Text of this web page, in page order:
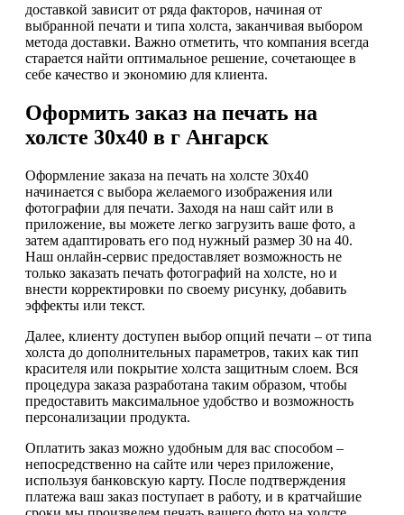
доставкой зависит от ряда факторов, начиная от
выбранной печати и типа холста, заканчивая выбором
метода доставки. Важно отметить, что компания всегда
старается найти оптимальное решение, сочетающее в
себе качество и экономию для клиента.
Оформить заказ на печать на
холсте 30х40 в г Ангарск
Оформление заказа на печать на холсте 30х40
начинается с выбора желаемого изображения или
фотографии для печати. Заходя на наш сайт или в
приложение, вы можете легко загрузить ваше фото, а
затем адаптировать его под нужный размер 30 на 40.
Наш онлайн-сервис предоставляет возможность не
только заказать печать фотографий на холсте, но и
внести корректировки по своему рисунку, добавить
эффекты или текст.
Далее, клиенту доступен выбор опций печати – от типа
холста до дополнительных параметров, таких как тип
красителя или покрытие холста защитным слоем. Вся
процедура заказа разработана таким образом, чтобы
предоставить максимальное удобство и возможность
персонализации продукта.
Оплатить заказ можно удобным для вас способом –
непосредственно на сайте или через приложение,
используя банковскую карту. После подтверждения
платежа ваш заказ поступает в работу, и в кратчайшие